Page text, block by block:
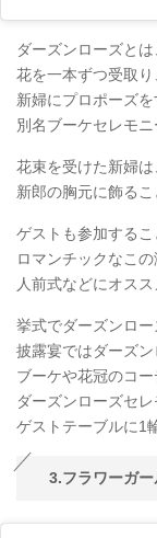
ダーズンローズと
花を一本ずつ受取
新婦にプロポーズを
別名ブーケセレモニ
花束を受けた新婦は
新郎の胸元に飾る
ゲストも参加するこ
ロマンチックなこの
人前式などにオスス
挙式でダーズンロー
披露宴ではダーズ
ブーケや花冠のコー
ダーズンローズセ
ゲストテーブルに1
3.フラワーガ